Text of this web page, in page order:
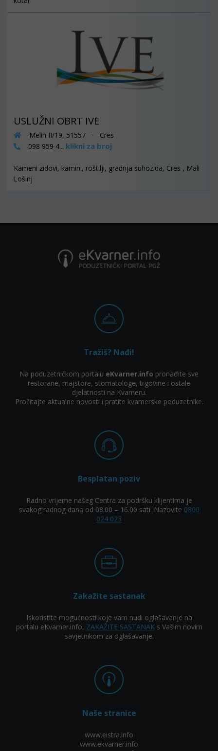
USLUŽNI OBRT IVE
Melin II/19, 51557 - Cres
098 959 4... klikni za broj
Kameni zidovi, kamini, roštilji, gradnja suhozida, Cres , Mali
Lošinj
Tražiš? Nađi!
Na poduzetničkom portalu eKvarner.info pronađite sve
restorane, majstore, stomatologe, trgovine i ostale
djelatnosti na Kvarneru.
Pročitajte aktualne novosti i pratite kvarnerske poduzetnike.
Besplatan poziv
Radno vrijeme našeg Centra za podršku klijentima je
svakog radnog dana od 08.00 – 16.00 sati. Nazovite 0800
024 023
Zakažite sastanak
Iskoristite mogućnosti koje vam nudi oglašavanje na
portalu eKvarner.info, ZAKAŽITE SASTANAKs Vašim novim
savjetnikom za oglašavanje.
Naše stranice
www.eistra.info
www.ekvarner.info